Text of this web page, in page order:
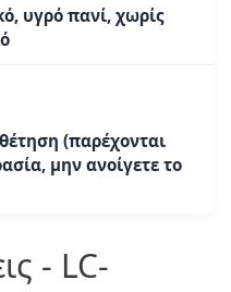
υγρό πανί, χωρίς
(παρέχονται
μην ανοίγετε το
- LC-